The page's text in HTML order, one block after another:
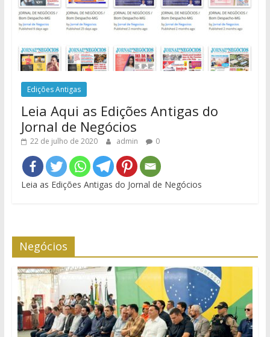
Edições Antigas
Leia Aqui as Edições Antigas do
Jornal de Negócios
22 de julho de 2020 admin 0
Leia as Edições Antigas do Jornal de Negócios
Negócios